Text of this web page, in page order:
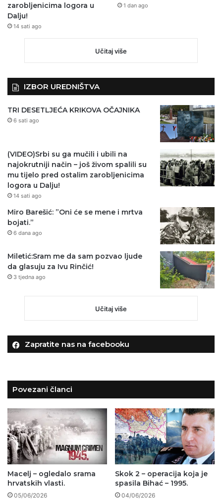
zarobljenicima logora u
Dalju!
14 sati ago
1 dan ago
Učitaj više
IZBOR UREDNIŠTVA
TRI DESETLJEĆA KRIKOVA OČAJNIKA
6 sati ago
(VIDEO)Srbi su ga mučili i ubili na
najokrutniji način – još živom spalili su
mu tijelo pred ostalim zarobljenicima
logora u Dalju!
14 sati ago
Miro Barešić: ”Oni će se mene i mrtva
bojati.”
6 dana ago
Miletić:Sram me da sam pozvao ljude
da glasuju za Ivu Rinčić!
3 tjedna ago
Učitaj više
Zapratite nas na facebooku
Povezani članci
Macelj – ogledalo srama
hrvatskih vlasti.
05/06/2026
Skok 2 – operacija koja je
spasila Bihać – 1995.
04/06/2026